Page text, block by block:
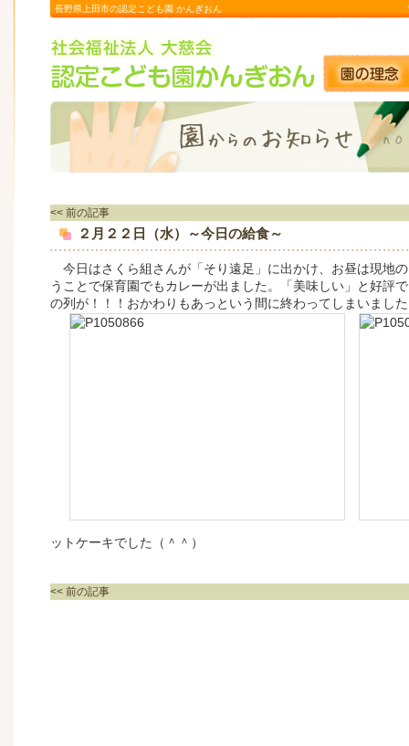
長野県上田市の認定こども園 かんぎおん
<< 前の記事
２月２２日（水）～今日の給食～
今日はさくら組さんが「そり遠足」に出かけ、お昼は現地
うことで保育園でもカレーが出ました。「美味しい」と好評
の列が！！！おかわりもあっという間に終わってしまいまし
ットケーキでした（＾＾）
<< 前の記事